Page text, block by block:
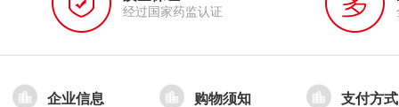
经过国家药监认证
企业信息 购物须知 支付方式